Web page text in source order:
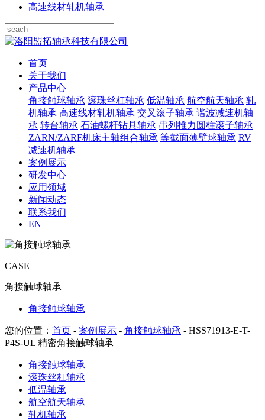
高速线材轧机轴承
首页
关于我们
产品中心
角接触球轴承 滚珠丝杠轴承 低温轴承 航空航天轴承 轧
机轴承 高速线材轧机轴承 交叉滚子轴承 谐波减速机轴
承 转台轴承 石油螺杆钻具轴承 串列推力圆柱滚子轴承
ZARN/ZARF机床主轴组合轴承 等截面薄壁球轴承 RV
减速机轴承
案例展示
研发中心
应用领域
新闻动态
联系我们
EN
CASE
角接触球轴承
角接触球轴承
您的位置： 首页 - 案例展示 - 角接触球轴承 - HSS71913-E-T-
P4S-UL 精密角接触球轴承
角接触球轴承
滚珠丝杠轴承
低温轴承
航空航天轴承
轧机轴承